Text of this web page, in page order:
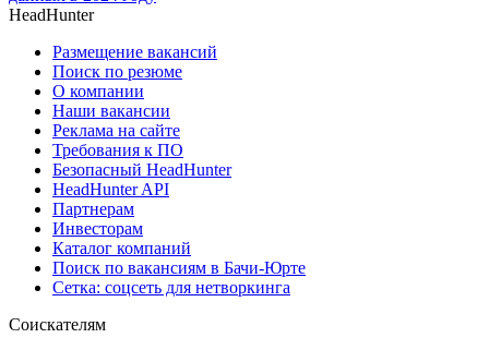
HeadHunter
Размещение вакансий
Поиск по резюме
О компании
Наши вакансии
Реклама на сайте
Требования к ПО
Безопасный HeadHunter
HeadHunter API
Партнерам
Инвесторам
Каталог компаний
Поиск по вакансиям в Бачи-Юрте
Сетка: соцсеть для нетворкинга
Соискателям